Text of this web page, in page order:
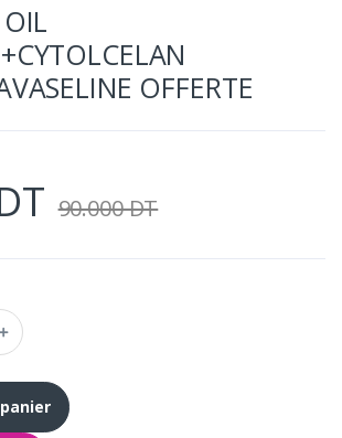
OFFERTE
90.000 DT